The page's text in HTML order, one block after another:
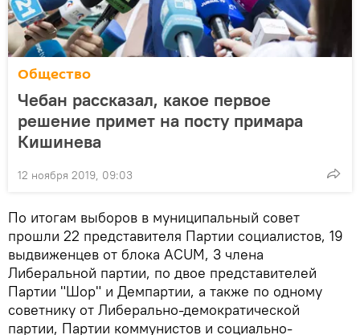
Общество
Чебан рассказал, какое первое
решение примет на посту примара
Кишинева
12 ноября 2019, 09:03
По итогам выборов в муниципальный совет
прошли 22 представителя Партии социалистов, 19
выдвиженцев от блока ACUM, 3 члена
Либеральной партии, по двое представителей
Партии "Шор" и Демпартии, а также по одному
советнику от Либерально-демократической
партии, Партии коммунистов и социально-